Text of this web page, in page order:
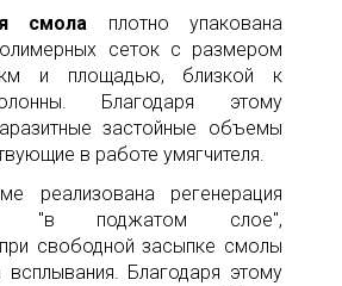
смола плотно упакована
сеток с размером
и площадью, близкой к
Благодаря этому
застойные объемы
в работе умягчителя.
реализована регенерация
"в поджатом слое",
свободной засыпке смолы
Благодаря этому